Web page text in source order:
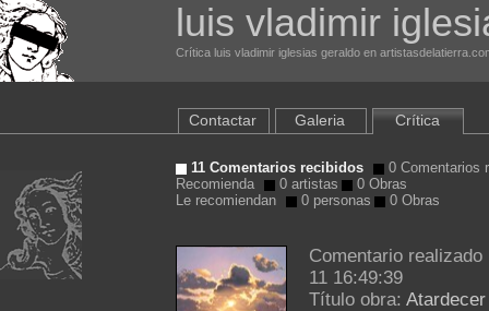
luis vladimir
Crítica luis vladimir iglesias geraldo en
Contactar Galeria Crítica
11 Comentarios recibidos
0 Comentarios
Recomienda
0 artistas
0 Obras
Le recomiendan
0 personas 0 Obras
Comentario
11 16:49:39
Título obra: